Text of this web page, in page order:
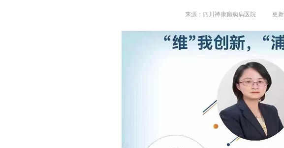
来源：四川神康癫痫病医院 更